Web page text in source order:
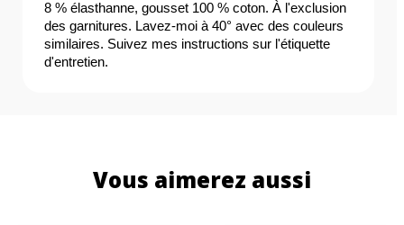
8 % élasthanne, gousset 100 % coton. À l'exclusion
des garnitures. Lavez-moi à 40° avec des couleurs
similaires. Suivez mes instructions sur l'étiquette
d'entretien.
Vous aimerez aussi